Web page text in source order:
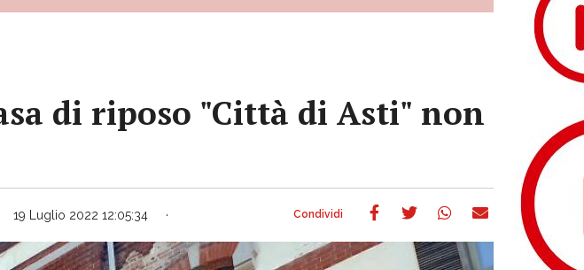
di riposo "Città di Asti" non
19 Luglio 2022 12:05:34